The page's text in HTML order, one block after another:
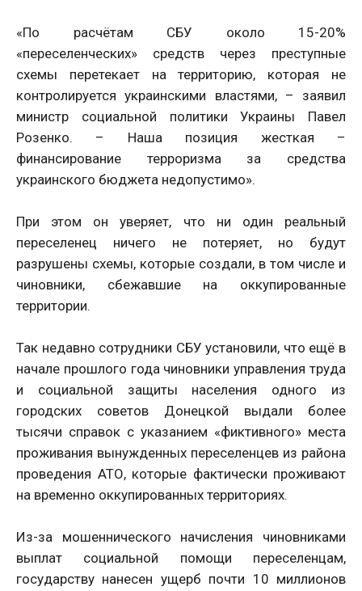
«По расчётам СБУ около 15-20%
«переселенческих» средств через преступные
схемы перетекает на территорию, которая не
контролируется украинскими властями, – заявил
министр социальной политики Украины Павел
Розенко. – Наша позиция жесткая –
финансирование терроризма за средства
украинского бюджета недопустимо».
При этом он уверяет, что ни один реальный
переселенец ничего не потеряет, но будут
разрушены схемы, которые создали, в том числе и
чиновники, сбежавшие на оккупированные
территории.
Так недавно сотрудники СБУ установили, что ещё в
начале прошлого года чиновники управления труда
и социальной защиты населения одного из
городских советов Донецкой выдали более
тысячи справок с указанием «фиктивного» места
проживания вынужденных переселенцев из района
проведения АТО, которые фактически проживают
на временно оккупированных территориях.
Из-за мошеннического начисления чиновниками
выплат социальной помощи переселенцам,
государству нанесен ущерб почти 10 миллионов